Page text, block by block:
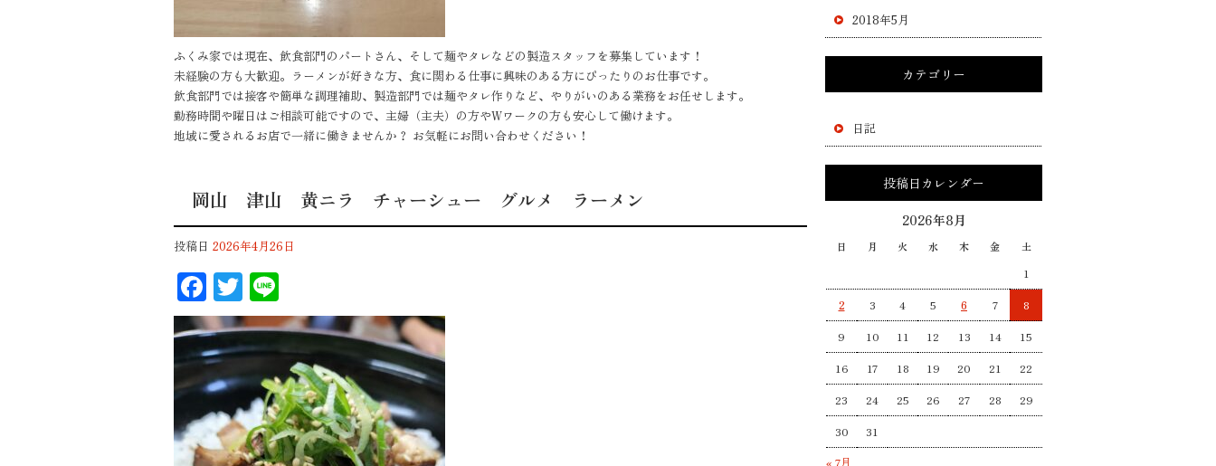
ふくみ家では現在、飲食部門のパートさん、そして麺やタレなどの製造スタッフを募集しています！
未経験の方も大歓迎。ラーメンが好きな方、食に関わる仕事に興味のある方にぴったりのお仕事です。
飲食部門では接客や簡単な調理補助、製造部門では麺やタレ作りなど、やりがいのある業務をお任せします。
勤務時間や曜日はご相談可能ですので、主婦（主夫）の方やWワークの方も安心して働けます。
地域に愛されるお店で一緒に働きませんか？ お気軽にお問い合わせください！
岡山 津山 黄ニラ チャーシュー グルメ ラーメン
投稿日 2026年4月26日
F
ac
eb
oo
k
T
wi
tt
er
n
e
2018年5月
カテゴリー
日記
投稿日カレンダー
2026年8月
日 月 火 水 木 金 土
« 7月
1
2 3 4 5 6 7 8
9 10 11 12 13 14 15
16 17 18 19 20 21 22
23 24 25 26 27 28 29
30 31